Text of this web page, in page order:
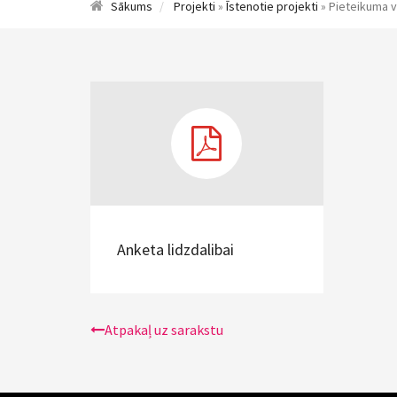
Sākums Projekti » Īstenotie projekti » Pieteikuma
Anketa lidzdalibai
Atpakaļ uz sarakstu